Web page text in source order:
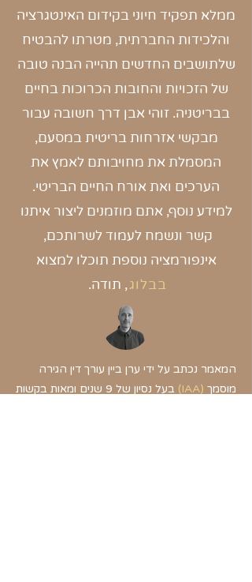
ממלא תפקיד חיוני בקידום האינטגרציה
והלכידות החברתית, מטרתו להבטיח
שלתושבים החדשים תהייה הבנה טובה
של הזכויות והחובות הכרוכות בחיים
בבריטניה. זוהי אבן דרך חשובה עבור
מבקשי אזרחות בריטית במסעם,
המסמלת את מחויבותם לאמץ את
הערכים ואת אורח החיים הבריטי.
למידע נוסף, אתם מוזמנים ליצור איתנו
קשר ונשמח לעמוד לשרותכם,
אינפורמציה נוספת תוכלו למצוא
בבלוג, תודה.
המאמר נכתב על ידי ערן ביין עורך דין הגירה
מוסמך (
IAA)
בעל נסיון של 9 שנים ומאות בקשות​​